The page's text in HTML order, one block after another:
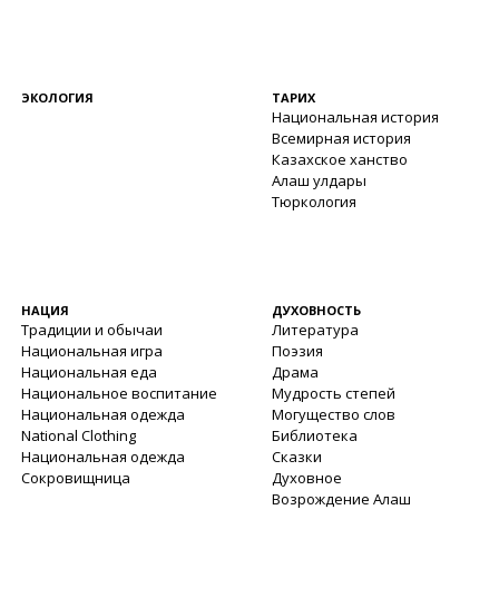
ЭКОЛОГИЯ ТАРИХ
Национальная история
Всемирная история
Казахское ханство
Алаш улдары
Тюркология
НАЦИЯ
Традиции и обычаи
Национальная игра
Национальная еда
Национальное воспитание
Национальная одежда
National Clothing
Национальная одежда
Сокровищница
ДУХОВНОСТЬ
Литература
Поэзия
Драма
Мудрость степей
Могущество слов
Библиотека
Сказки
Духовное
Возрождение Алаш